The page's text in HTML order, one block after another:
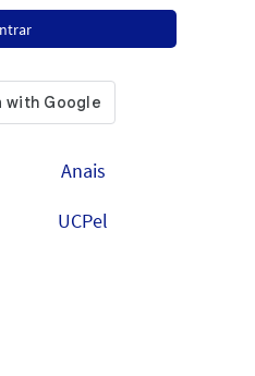
Anais
UCPel